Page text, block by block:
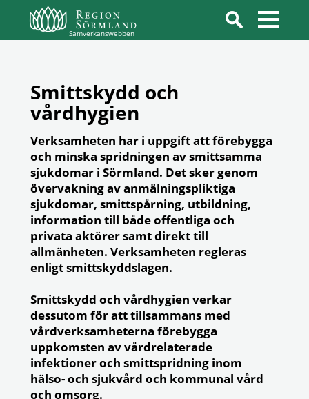
Samverkanswebben
Smittskydd och
vårdhygien
Verksamheten har i uppgift att förebygga
och minska spridningen av smittsamma
sjukdomar i Sörmland. Det sker genom
övervakning av anmälningspliktiga
sjukdomar, smittspårning, utbildning,
information till både offentliga och
privata aktörer samt direkt till
allmänheten. Verksamheten regleras
enligt smittskyddslagen.
Smittskydd och vårdhygien verkar
dessutom för att tillsammans med
vårdverksamheterna förebygga
uppkomsten av vårdrelaterade
infektioner och smittspridning inom
hälso- och sjukvård och kommunal vård
och omsorg.